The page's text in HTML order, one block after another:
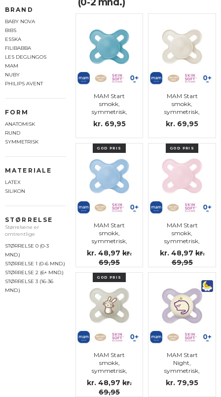
BRAND
BABY NOVA
BIBS
ESSKA
FILIBABBA
LES DEGLINGOS
MAM
NUBY
PHILIPS AVENT
FORM
ANATOMISK
RUND
SYMMETRISK
MATERIALE
LATEX
SILIKON
STØRRELSE
Størrelsene er
omtrentlige
STØRRELSE 0 (0-3
MND.)
STØRRELSE 1 (0-6 MND.)
STØRRELSE 2 (6+ MND.)
STØRRELSE 3 (16-36
MND.)
MAM Start
smokk,
symmetrisk,
silikon str.0 (blå)
kr. 69,95
MAM Start
smokk,
symmetrisk,
silikon str.0
kr. 69,95
GOD PRIS
MAM Start
smokk,
symmetrisk,
silikon str.0
kr. 48,97 kr.
69,95
GOD PRIS
MAM Start
smokk,
symmetrisk,
silikon str.0
kr. 48,97 kr.
69,95
GOD PRIS
MAM Start
smokk,
symmetrisk,
silikon str.0
kr. 48,97 kr.
69,95
MAM Start
Night,
symmetrisk,
silikon str.0
kr. 79,95